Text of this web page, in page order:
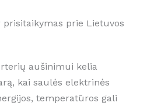
prie Lietuvos
aušinimui kelia
kai saulės elektrinės
temperatūros gali